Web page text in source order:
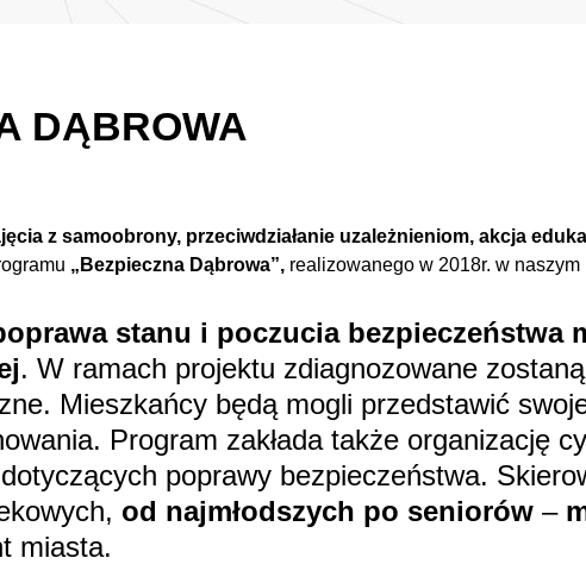
DĄBROWA
z samoobrony, przeciwdziałanie uzależnieniom, akcja
„Bezpieczna Dąbrowa”, realizowanego w 2018r. w naszym
stanu i poczucia bezpieczeństwa
. W ramach projektu zdiagnozowane
Mieszkańcy będą mogli przedstawić
Program zakłada także organizację
poprawy bezpieczeństwa.
od najmłodszych po seniorów –
miasta.